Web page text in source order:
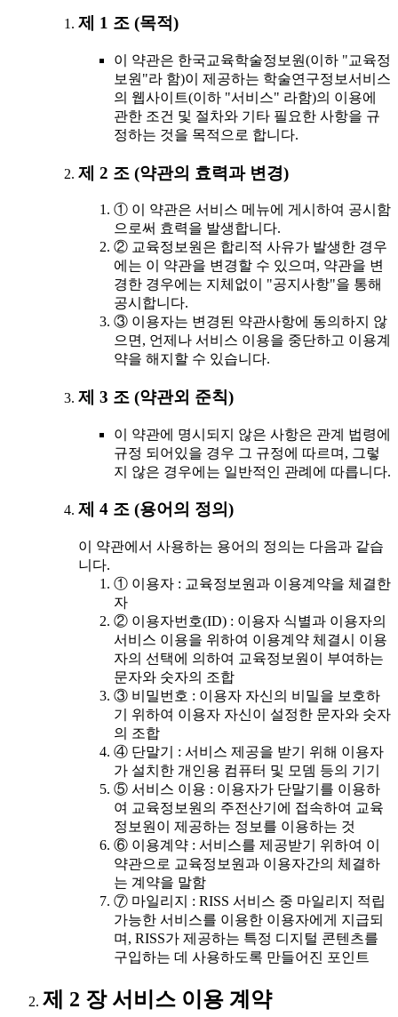
제 1 조 (목적)
이 약관은 한국교육학술정보원(이하 "교육정
보원"라 함)이 제공하는 학술연구정보서비스
의 웹사이트(이하 "서비스" 라함)의 이용에
관한 조건 및 절차와 기타 필요한 사항을 규
정하는 것을 목적으로 합니다.
제 2 조 (약관의 효력과 변경)
① 이 약관은 서비스 메뉴에 게시하여 공시함
으로써 효력을 발생합니다.
② 교육정보원은 합리적 사유가 발생한 경우
에는 이 약관을 변경할 수 있으며, 약관을 변
경한 경우에는 지체없이 "공지사항"을 통해
공시합니다.
③ 이용자는 변경된 약관사항에 동의하지 않
으면, 언제나 서비스 이용을 중단하고 이용계
약을 해지할 수 있습니다.
제 3 조 (약관외 준칙)
이 약관에 명시되지 않은 사항은 관계 법령에
규정 되어있을 경우 그 규정에 따르며, 그렇
지 않은 경우에는 일반적인 관례에 따릅니다.
제 4 조 (용어의 정의)
이 약관에서 사용하는 용어의 정의는 다음과 같습
니다.
① 이용자 : 교육정보원과 이용계약을 체결한
자
② 이용자번호(ID) : 이용자 식별과 이용자의
서비스 이용을 위하여 이용계약 체결시 이용
자의 선택에 의하여 교육정보원이 부여하는
문자와 숫자의 조합
③ 비밀번호 : 이용자 자신의 비밀을 보호하
기 위하여 이용자 자신이 설정한 문자와 숫자
의 조합
④ 단말기 : 서비스 제공을 받기 위해 이용자
가 설치한 개인용 컴퓨터 및 모뎀 등의 기기
⑤ 서비스 이용 : 이용자가 단말기를 이용하
여 교육정보원의 주전산기에 접속하여 교육
정보원이 제공하는 정보를 이용하는 것
⑥ 이용계약 : 서비스를 제공받기 위하여 이
약관으로 교육정보원과 이용자간의 체결하
는 계약을 말함
⑦ 마일리지 : RISS 서비스 중 마일리지 적립
가능한 서비스를 이용한 이용자에게 지급되
며, RISS가 제공하는 특정 디지털 콘텐츠를
구입하는 데 사용하도록 만들어진 포인트
제 2 장 서비스 이용 계약